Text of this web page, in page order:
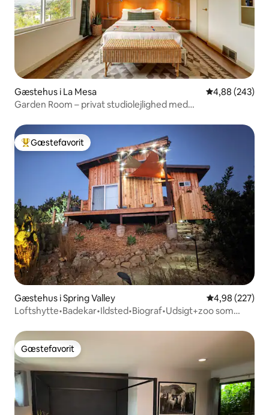
Gæstehus i La Mesa 4,88 ud af 5 i
4,88 (243)
Garden Room – privat studiolejlighed med
Bedste gæstefavorit
Gæstefavorit
Gæstehus i Spring Valley 4,98 ud af 5 i
4,98 (227)
Loftshytte•Badekar•Ildsted•Biograf•Udsigt+zoo som
Gæstefavorit
Gæstefavorit